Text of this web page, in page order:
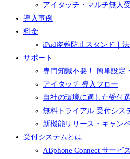
アイタッチ・マルチ無人
導入事例
料金
iPad盗難防止スタンド｜
サポート
専門知識不要！ 簡単設定
アイタッチ 導入フロー
自社の環境に適した受付
無料トライアル 受付シス
新機能リリース・キャン
受付システムとは
ABphone Connect サービス